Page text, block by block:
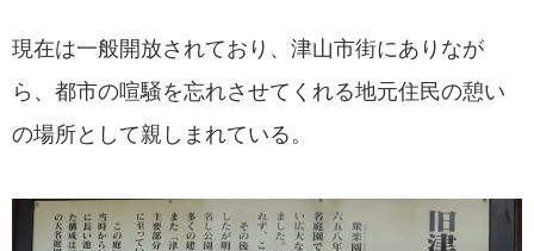
現在は一般開放されており、津山市街にありなが
ら、都市の喧騒を忘れさせてくれる地元住民の憩い
の場所として親しまれている。